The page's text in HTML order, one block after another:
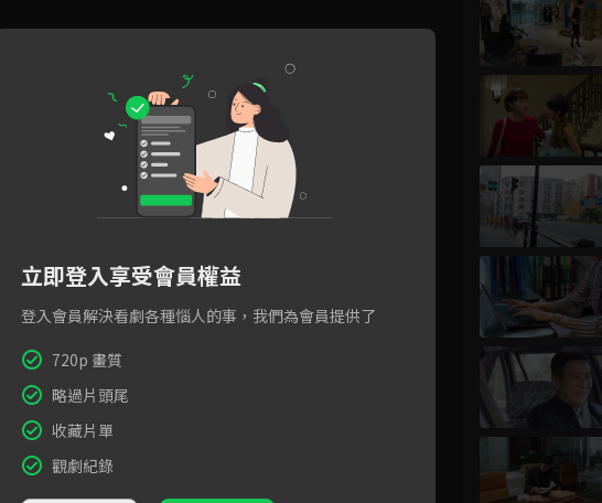
立即登入享受會員權益
登入會員解決看劇各種惱人的事，我們為會員提供了
720p 畫質
略過片頭尾
收藏片單
觀劇紀錄